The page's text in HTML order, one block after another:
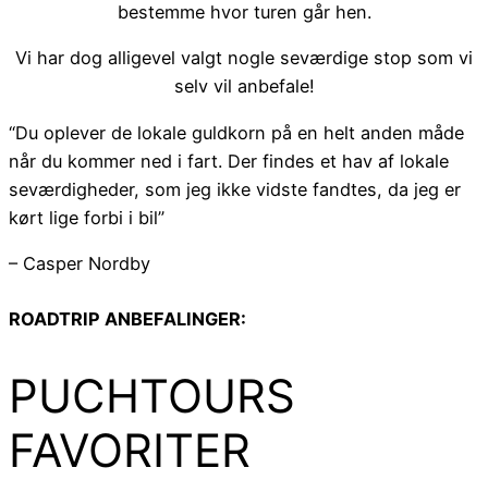
bestemme hvor turen går hen.
Vi har dog alligevel valgt nogle seværdige stop som vi
selv vil anbefale!
“Du oplever de lokale guldkorn på en helt anden måde
når du kommer ned i fart. Der findes et hav af lokale
seværdigheder, som jeg ikke vidste fandtes, da jeg er
kørt lige forbi i bil”
– Casper Nordby
ROADTRIP ANBEFALINGER:
PUCHTOURS
FAVORITER